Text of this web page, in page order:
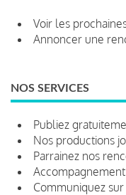
Voir les
Annoncer une
NOS SERVICES
Publiez
Nos productions
Parrainez nos
Communiquez